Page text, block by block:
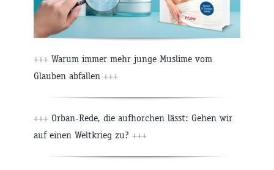
+++ Warum immer mehr junge Muslime vom
Glauben abfallen +++
+++ Orban-Rede, die aufhorchen lässt: Gehen wir
auf einen Weltkrieg zu? +++